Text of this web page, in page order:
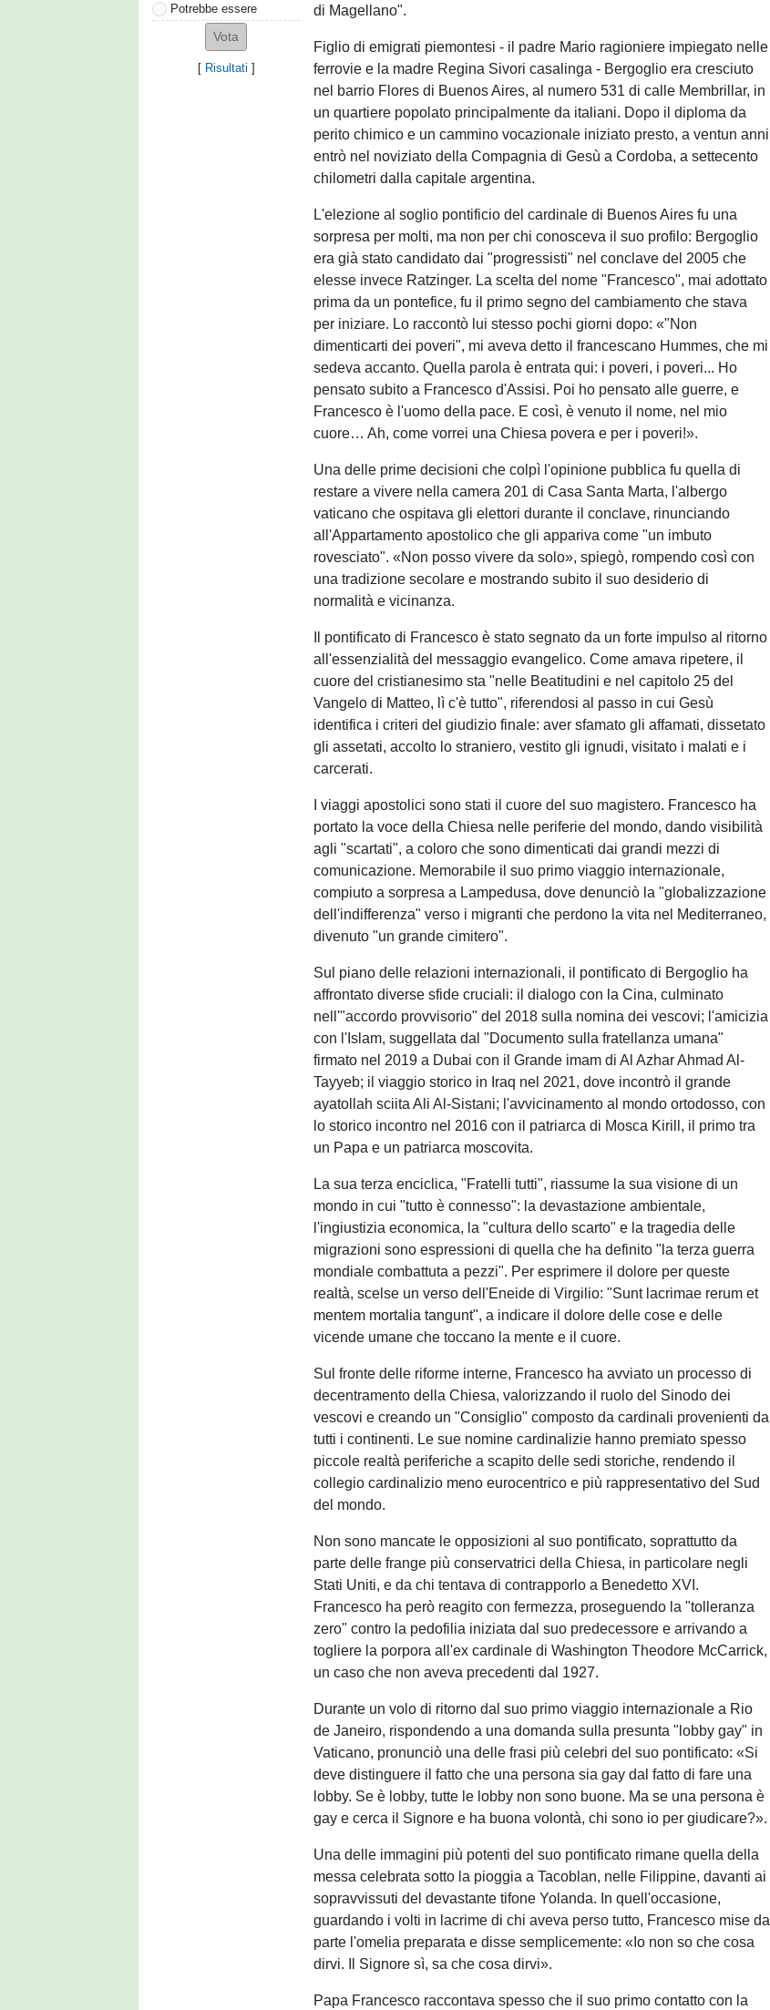
Potrebbe essere
[ Risultati ]
di Magellano".
Figlio di emigrati piemontesi - il padre Mario ragioniere impiegato nelle
ferrovie e la madre Regina Sivori casalinga - Bergoglio era cresciuto
nel barrio Flores di Buenos Aires, al numero 531 di calle Membrillar, in
un quartiere popolato principalmente da italiani. Dopo il diploma da
perito chimico e un cammino vocazionale iniziato presto, a ventun anni
entrò nel noviziato della Compagnia di Gesù a Cordoba, a settecento
chilometri dalla capitale argentina.
L'elezione al soglio pontificio del cardinale di Buenos Aires fu una
sorpresa per molti, ma non per chi conosceva il suo profilo: Bergoglio
era già stato candidato dai "progressisti" nel conclave del 2005 che
elesse invece Ratzinger. La scelta del nome "Francesco", mai adottato
prima da un pontefice, fu il primo segno del cambiamento che stava
per iniziare. Lo raccontò lui stesso pochi giorni dopo: «"Non
dimenticarti dei poveri", mi aveva detto il francescano Hummes, che mi
sedeva accanto. Quella parola è entrata qui: i poveri, i poveri... Ho
pensato subito a Francesco d'Assisi. Poi ho pensato alle guerre, e
Francesco è l'uomo della pace. E così, è venuto il nome, nel mio
cuore… Ah, come vorrei una Chiesa povera e per i poveri!».
Una delle prime decisioni che colpì l'opinione pubblica fu quella di
restare a vivere nella camera 201 di Casa Santa Marta, l'albergo
vaticano che ospitava gli elettori durante il conclave, rinunciando
all'Appartamento apostolico che gli appariva come "un imbuto
rovesciato". «Non posso vivere da solo», spiegò, rompendo così con
una tradizione secolare e mostrando subito il suo desiderio di
normalità e vicinanza.
Il pontificato di Francesco è stato segnato da un forte impulso al ritorno
all'essenzialità del messaggio evangelico. Come amava ripetere, il
cuore del cristianesimo sta "nelle Beatitudini e nel capitolo 25 del
Vangelo di Matteo, lì c'è tutto", riferendosi al passo in cui Gesù
identifica i criteri del giudizio finale: aver sfamato gli affamati, dissetato
gli assetati, accolto lo straniero, vestito gli ignudi, visitato i malati e i
carcerati.
I viaggi apostolici sono stati il cuore del suo magistero. Francesco ha
portato la voce della Chiesa nelle periferie del mondo, dando visibilità
agli "scartati", a coloro che sono dimenticati dai grandi mezzi di
comunicazione. Memorabile il suo primo viaggio internazionale,
compiuto a sorpresa a Lampedusa, dove denunciò la "globalizzazione
dell'indifferenza" verso i migranti che perdono la vita nel Mediterraneo,
divenuto "un grande cimitero".
Sul piano delle relazioni internazionali, il pontificato di Bergoglio ha
affrontato diverse sfide cruciali: il dialogo con la Cina, culminato
nell'"accordo provvisorio" del 2018 sulla nomina dei vescovi; l'amicizia
con l'Islam, suggellata dal "Documento sulla fratellanza umana"
firmato nel 2019 a Dubai con il Grande imam di Al Azhar Ahmad Al-
Tayyeb; il viaggio storico in Iraq nel 2021, dove incontrò il grande
ayatollah sciita Ali Al-Sistani; l'avvicinamento al mondo ortodosso, con
lo storico incontro nel 2016 con il patriarca di Mosca Kirill, il primo tra
un Papa e un patriarca moscovita.
La sua terza enciclica, "Fratelli tutti", riassume la sua visione di un
mondo in cui "tutto è connesso": la devastazione ambientale,
l'ingiustizia economica, la "cultura dello scarto" e la tragedia delle
migrazioni sono espressioni di quella che ha definito "la terza guerra
mondiale combattuta a pezzi". Per esprimere il dolore per queste
realtà, scelse un verso dell'Eneide di Virgilio: "Sunt lacrimae rerum et
mentem mortalia tangunt", a indicare il dolore delle cose e delle
vicende umane che toccano la mente e il cuore.
Sul fronte delle riforme interne, Francesco ha avviato un processo di
decentramento della Chiesa, valorizzando il ruolo del Sinodo dei
vescovi e creando un "Consiglio" composto da cardinali provenienti da
tutti i continenti. Le sue nomine cardinalizie hanno premiato spesso
piccole realtà periferiche a scapito delle sedi storiche, rendendo il
collegio cardinalizio meno eurocentrico e più rappresentativo del Sud
del mondo.
Non sono mancate le opposizioni al suo pontificato, soprattutto da
parte delle frange più conservatrici della Chiesa, in particolare negli
Stati Uniti, e da chi tentava di contrapporlo a Benedetto XVI.
Francesco ha però reagito con fermezza, proseguendo la "tolleranza
zero" contro la pedofilia iniziata dal suo predecessore e arrivando a
togliere la porpora all'ex cardinale di Washington Theodore McCarrick,
un caso che non aveva precedenti dal 1927.
Durante un volo di ritorno dal suo primo viaggio internazionale a Rio
de Janeiro, rispondendo a una domanda sulla presunta "lobby gay" in
Vaticano, pronunciò una delle frasi più celebri del suo pontificato: «Si
deve distinguere il fatto che una persona sia gay dal fatto di fare una
lobby. Se è lobby, tutte le lobby non sono buone. Ma se una persona è
gay e cerca il Signore e ha buona volontà, chi sono io per giudicare?».
Una delle immagini più potenti del suo pontificato rimane quella della
messa celebrata sotto la pioggia a Tacoblan, nelle Filippine, davanti ai
sopravvissuti del devastante tifone Yolanda. In quell'occasione,
guardando i volti in lacrime di chi aveva perso tutto, Francesco mise da
parte l'omelia preparata e disse semplicemente: «Io non so che cosa
dirvi. Il Signore sì, sa che cosa dirvi».
Papa Francesco raccontava spesso che il suo primo contatto con la